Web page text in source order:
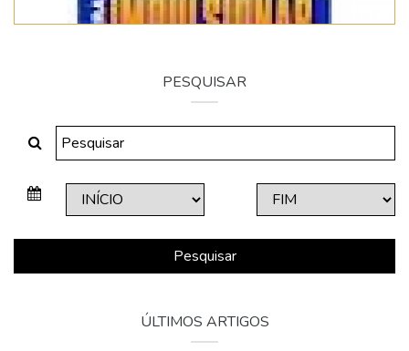
PESQUISAR
Pesquisar
ÚLTIMOS ARTIGOS